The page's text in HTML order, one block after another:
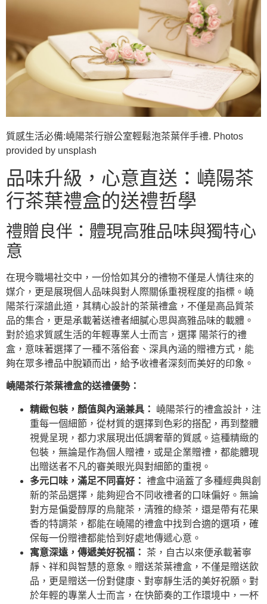
質感生活必備:嶢陽茶行辦公室輕鬆泡茶葉伴手禮. Photos
provided by unsplash
品味升級，心意直送：嶢陽茶
行茶葉禮盒的送禮哲學
禮贈良伴：體現高雅品味與獨特心
意
在現今職場社交中，一份恰如其分的禮物不僅是人情往來的
媒介，更是展現個人品味與對人際關係重視程度的指標。嶢
陽茶行深諳此道，其精心設計的茶葉禮盒，不僅是高品質茶
品的集合，更是承載著送禮者細膩心思與高雅品味的載體。
對於追求質感生活的年輕專業人士而言，選擇 陽茶行的禮
盒，意味著選擇了一種不落俗套、深具內涵的贈禮方式，能
夠在眾多禮品中脫穎而出，給予收禮者深刻而美好的印象。
嶢陽茶行茶葉禮盒的送禮優勢：
精緻包裝，顏值與內涵兼具：
嶢陽茶行的禮盒設計，注
重每一個細節，從材質的選擇到色彩的搭配，再到整體
視覺呈現，都力求展現出低調奢華的質感。這種精緻的
包裝，無論是作為個人贈禮，或是企業贈禮，都能體現
出贈送者不凡的審美眼光與對細節的重視。
多元口味，滿足不同喜好： 禮盒中涵蓋了多種經典與創
新的茶品選擇，能夠迎合不同收禮者的口味偏好。無論
對方是偏愛醇厚的烏龍茶，清雅的綠茶，還是帶有花果
香的特調茶，都能在嶢陽的禮盒中找到合適的選項，確
保每一份贈禮都能恰到好處地傳遞心意。
寓意深遠，傳遞美好祝福： 茶，自古以來便承載著寧
靜、祥和與智慧的意象。贈送茶葉禮盒，不僅是贈送飲
品，更是贈送一份對健康、對寧靜生活的美好祝願。對
於年輕的專業人士而言，在快節奏的工作環境中，一杯